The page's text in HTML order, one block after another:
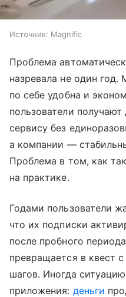
Источник: Magnific
Проблема
назревала не один
по себе удобна и
пользователи
сервису без
а компании —
Проблема в том, как
на практике.
Годами пользователи
что их подписки
после пробного
превращается в квест
шагов. Иногда
приложения: деньги